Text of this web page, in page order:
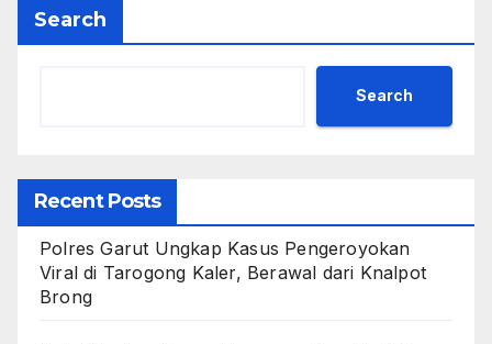
Search
Search
Recent Posts
Polres Garut Ungkap Kasus Pengeroyokan
Viral di Tarogong Kaler, Berawal dari Knalpot
Brong